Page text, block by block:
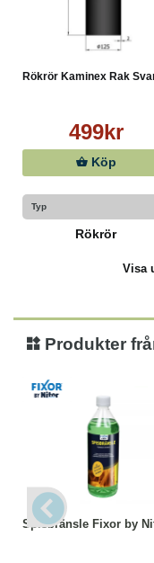
Rökrör Kaminex Rak
499kr
Köp
Typ
Rökrör
Visa
Produkter
Spisbränsle Fixor by